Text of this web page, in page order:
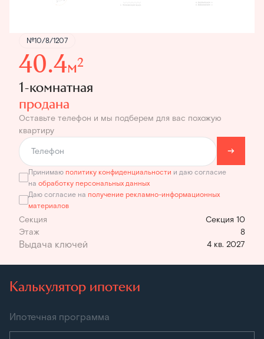
№10/8/1207
40.4м2
1-комнатная
продана
Оставьте телефон и мы подберем для вас похожую
квартиру
Принимаю политику конфиденциальности и даю согласие
на обработку персональных данных
Даю согласие на получение рекламно-информационных
материалов
Секция
Секция 10
Этаж
8
4 кв. 2027
Калькулятор ипотеки
Ипотечная программа